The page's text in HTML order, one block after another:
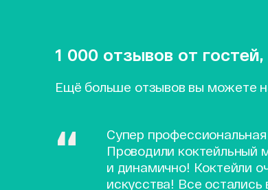
1 000 отзывов от
Ещё больше отзывов вы можете
Супер
Проводили коктейльный
и динамично! Коктейли
искусства! Все остались